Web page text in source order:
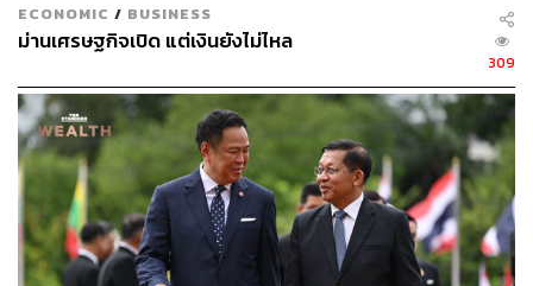
โดยเมื่อเปรียบเทียบแบบไตรมาสต่อไตรมาส หรือเมื่อปรับผล
ของฤดูกาลออกแล้ว GDP ไทยในไตรมาส 1 ปี 2569 ขยายตัว
0.7% QoQ ชะลอตัวเล็กน้อยจากไตรมาสก่อนหน้าที่ ขยายตัว
1.9% QoQ
คงประมาณการ GDP ปีนี้ไว้ที่ 2.0% (ค่ากลาง)
ECONOMIC / BUSINESS
ม่านเศรษฐกิจเปิด แต่เงินยังไม่ไหล
309